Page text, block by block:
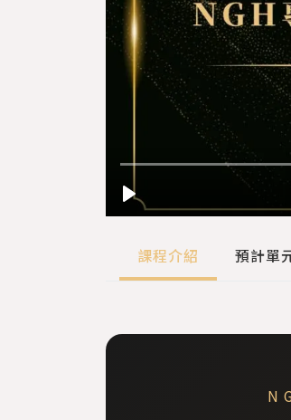
課程介紹 預計單